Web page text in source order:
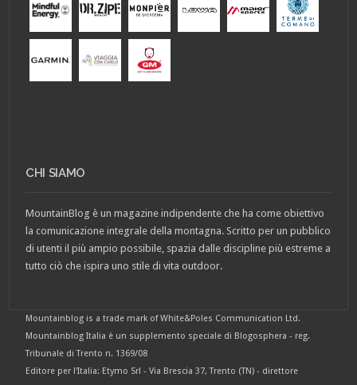
CHI SIAMO
MountainBlog è un magazine indipendente che ha come obiettivo
la comunicazione integrale della montagna. Scritto per un pubblico
di utenti il più ampio possibile, spazia dalle discipline più estreme a
tutto ciò che ispira uno stile di vita outdoor.
Mountainblog is a trade mark of White&Poles Communication Ltd.
Mountainblog Italia è un supplemento speciale di Blogosphera - reg.
Tribunale di Trento n. 1369/08
Editore per l'Italia: Etymo Srl - Via Brescia 37, Trento (TN) - direttore